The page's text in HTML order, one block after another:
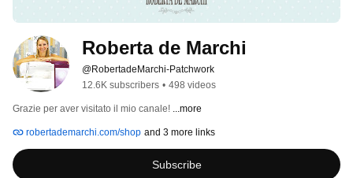
Roberta de Marchi
@RobertadeMarchi-Patchwork
12.6K subscribers • 498 videos
Grazie per aver visitato il mio canale! ...more
robertademarchi.com/shop and 3 more links
Subscribe